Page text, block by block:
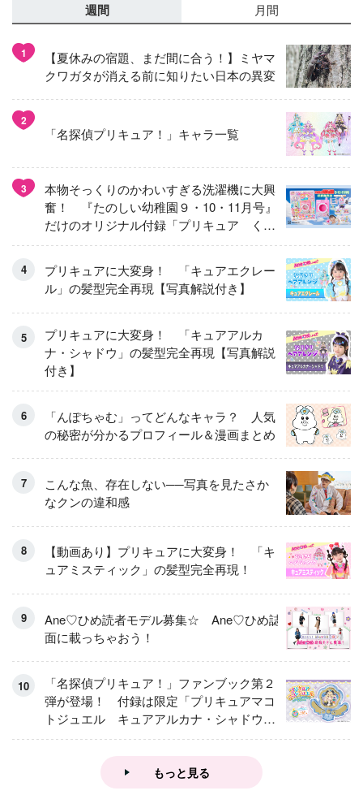
週間 月間
1
【夏休みの宿題、まだ間に合う！】ミヤマ
クワガタが消える前に知りたい日本の異変
2
「名探偵プリキュア！」キャラ一覧
3
本物そっくりのかわいすぎる洗濯機に大興
奮！ 『たのしい幼稚園９・10・11月号』
だけのオリジナル付録「プリキュア くる
くるせんたくき」
プリキュアに大変身！ 「キュアエクレー
ル」の髪型完全再現【写真解説付き】
プリキュアに大変身！ 「キュアアルカ
ナ・シャドウ」の髪型完全再現【写真解説
付き】
「んぽちゃむ」ってどんなキャラ？ 人気
の秘密が分かるプロフィール＆漫画まとめ
こんな魚、存在しない──写真を見たさか
なクンの違和感
【動画あり】プリキュアに大変身！ 「キ
ュアミスティック」の髪型完全再現！
Ane♡ひめ読者モデル募集☆ Ane♡ひめ誌
面に載っちゃおう！
「名探偵プリキュア！」ファンブック第２
弾が登場！ 付録は限定「プリキュアマコ
トジュエル キュアアルカナ・シャドウ
アイスver.」 キュアエクレールを大特
もっと見る